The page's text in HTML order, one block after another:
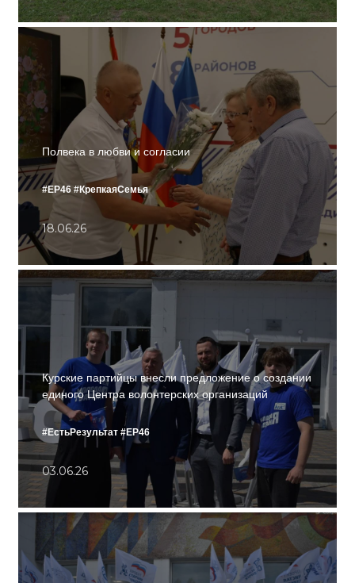
Полвека в любви и согласии
#ЕР46 #КрепкаяСемья
18.06.26
Курские партийцы внесли предложение о создании
единого Центра волонтерских организаций
#ЕстьРезультат #ЕР46
03.06.26